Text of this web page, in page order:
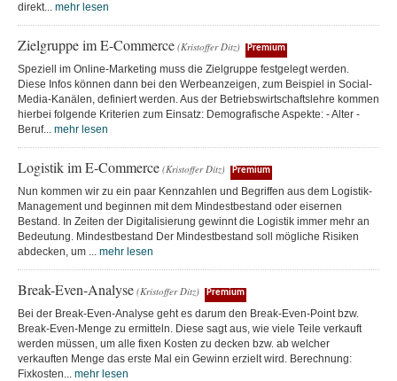
direkt... mehr lesen
Zielgruppe im E-Commerce (Kristoffer Ditz) Premium
Speziell im Online-Marketing muss die Zielgruppe festgelegt werden.
Diese Infos können dann bei den Werbeanzeigen, zum Beispiel in Social-
Media-Kanälen, definiert werden. Aus der Betriebswirtschaftslehre kommen
hierbei folgende Kriterien zum Einsatz: Demografische Aspekte: - Alter -
Beruf... mehr lesen
Logistik im E-Commerce (Kristoffer Ditz) Premium
Nun kommen wir zu ein paar Kennzahlen und Begriffen aus dem Logistik-
Management und beginnen mit dem Mindestbestand oder eisernen
Bestand. In Zeiten der Digitalisierung gewinnt die Logistik immer mehr an
Bedeutung. Mindestbestand Der Mindestbestand soll mögliche Risiken
abdecken, um ... mehr lesen
Break-Even-Analyse (Kristoffer Ditz) Premium
Bei der Break-Even-Analyse geht es darum den Break-Even-Point bzw.
Break-Even-Menge zu ermitteln. Diese sagt aus, wie viele Teile verkauft
werden müssen, um alle fixen Kosten zu decken bzw. ab welcher
verkauften Menge das erste Mal ein Gewinn erzielt wird. Berechnung:
Fixkosten... mehr lesen